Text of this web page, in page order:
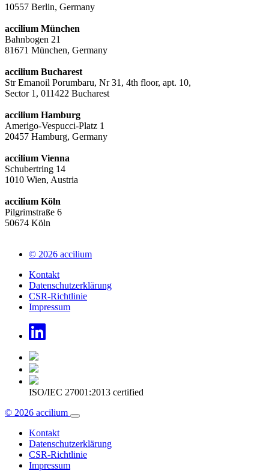
10557 Berlin, Germany
accilium München
Bahnbogen 21
81671 München, Germany
accilium Bucharest
Str Emanoil Porumbaru, Nr 31, 4th floor, apt. 10,
Sector 1, 011422 Bucharest
accilium Hamburg
Amerigo-Vespucci-Platz 1
20457 Hamburg, Germany
accilium Vienna
Schubertring 14
1010 Wien, Austria
accilium Köln
Pilgrimstraße 6
50674 Köln
© 2026 accilium
Kontakt
Datenschutzerklärung
CSR-Richtlinie
Impressum
ISO/IEC 27001:2013 certified
© 2026 accilium
Kontakt
Datenschutzerklärung
CSR-Richtlinie
Impressum